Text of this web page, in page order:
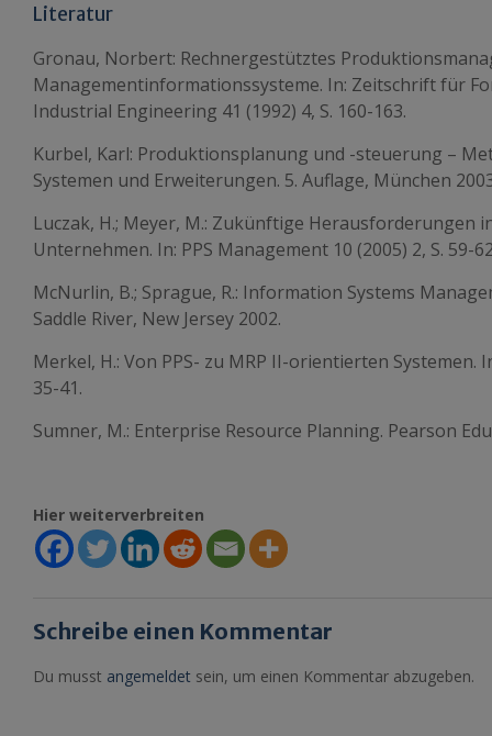
Literatur
Gronau, Norbert: Rechnergestütztes
Managementinformationssysteme. In: Zeitschrift für
Industrial Engineering 41 (1992) 4, S. 160-163.
Kurbel, Karl: Produktionsplanung und -steuerung –
Systemen und Erweiterungen. 5. Auflage, München
Luczak, H.; Meyer, M.: Zukünftige Herausforderungen
Unternehmen. In: PPS Management 10 (2005) 2, S. 59-
McNurlin, B.; Sprague, R.: Information Systems
Saddle River, New Jersey 2002.
Merkel, H.: Von PPS- zu MRP II-orientierten Systemen.
35-41.
Sumner, M.: Enterprise Resource Planning. Pearson
Hier weiterverbreiten
Schreibe einen Kommentar
Du musst angemeldet sein, um einen Kommentar abzugeben.